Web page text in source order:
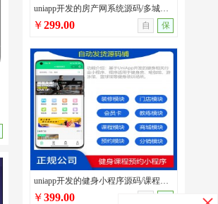
uniapp开发的房产网系统源码/多城市房屋出租出售/看房预约/带房客/房东/经纪人多端
￥299.00 自 保
uniapp开发的健身小程序源码/课程预约/多门店管理/私教预约/私教培训管理系统源码
￥399.00